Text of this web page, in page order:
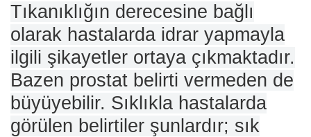
Tıkanıklığın derecesine bağlı
olarak hastalarda idrar yapmayla
ilgili şikayetler ortaya çıkmaktadır.
Bazen prostat belirti vermeden de
büyüyebilir. Sıklıkla hastalarda
görülen belirtiler şunlardır; sık